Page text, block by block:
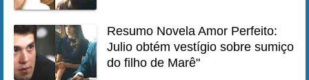
Resumo Novela Amor Perfeito:
Julio obtém vestígio sobre sumiço
do filho de Marê"